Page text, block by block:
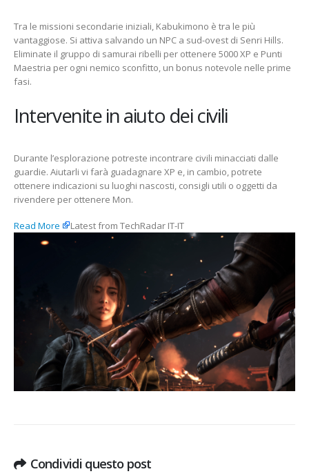
Tra le missioni secondarie iniziali, Kabukimono è tra le più
vantaggiose. Si attiva salvando un NPC a sud-ovest di Senri Hills.
Eliminate il gruppo di samurai ribelli per ottenere 5000 XP e Punti
Maestria per ogni nemico sconfitto, un bonus notevole nelle prime
fasi.
Intervenite in aiuto dei civili
Durante l’esplorazione potreste incontrare civili minacciati dalle
guardie. Aiutarli vi farà guadagnare XP e, in cambio, potrete
ottenere indicazioni su luoghi nascosti, consigli utili o oggetti da
rivendere per ottenere Mon.
Read More Latest from TechRadar IT-IT
Condividi questo post